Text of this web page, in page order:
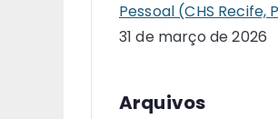
Pessoal (CHS Recife,
31 de março de 2026
Arquivos